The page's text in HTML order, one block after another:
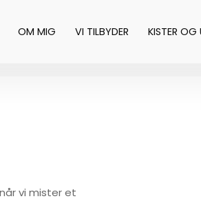
OM MIG VI TILBYDER KISTER OG
vi mister et